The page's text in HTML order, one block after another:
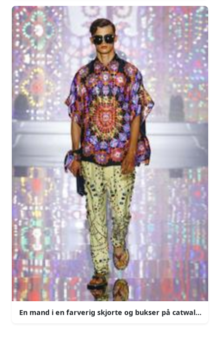
En mand i en farverig skjorte og bukser på catwalken